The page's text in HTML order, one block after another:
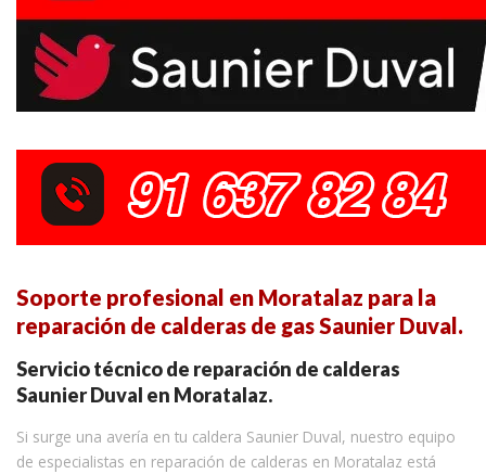
Soporte profesional en Moratalaz para la
reparación de calderas de gas Saunier Duval.
Servicio técnico de reparación de calderas
Saunier Duval en Moratalaz.
Si surge una avería en tu caldera Saunier Duval, nuestro equipo
de especialistas en reparación de calderas en Moratalaz está